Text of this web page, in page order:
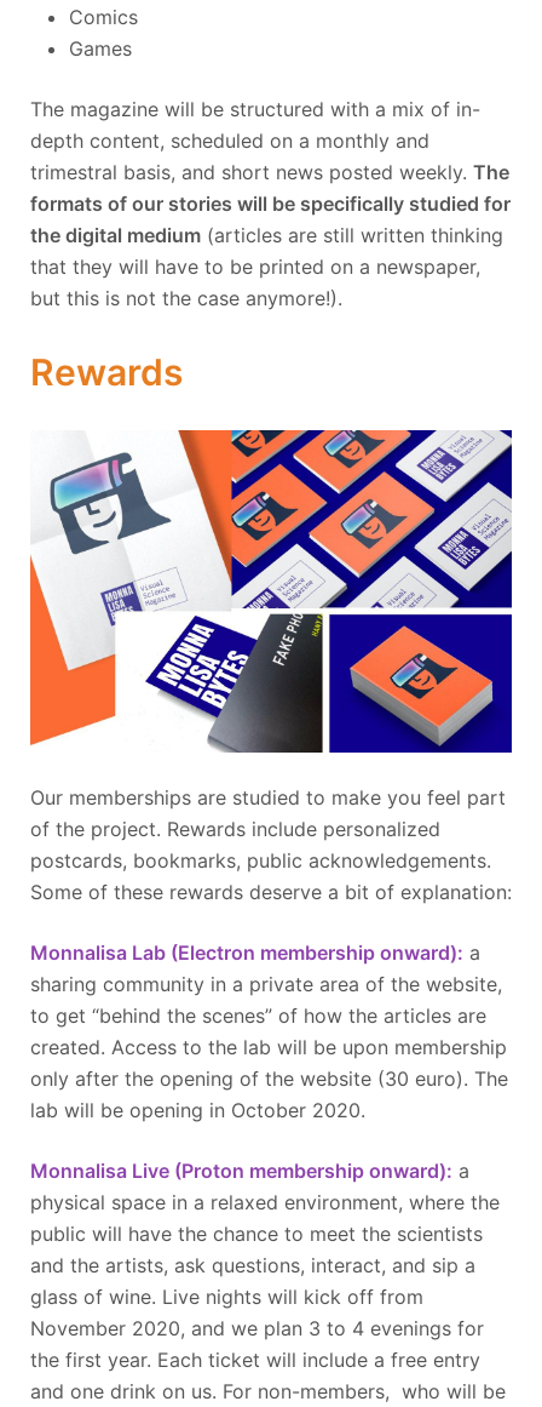
Comics
Games
The magazine will be structured with a mix of in-
depth content, scheduled on a monthly and
trimestral basis, and short news posted weekly. The
formats of our stories will be specifically studied for
the digital medium (articles are still written thinking
that they will have to be printed on a newspaper,
but this is not the case anymore!).
Rewards
Our memberships are studied to make you feel part
of the project. Rewards include personalized
postcards, bookmarks, public acknowledgements.
Some of these rewards deserve a bit of explanation:
Monnalisa Lab (Electron membership onward): a
sharing community in a private area of the website,
to get “behind the scenes” of how the articles are
created. Access to the lab will be upon membership
only after the opening of the website (30 euro). The
lab will be opening in October 2020.
Monnalisa Live (Proton membership onward): a
physical space in a relaxed environment, where the
public will have the chance to meet the scientists
and the artists, ask questions, interact, and sip a
glass of wine. Live nights will kick off from
November 2020, and we plan 3 to 4 evenings for
the first year. Each ticket will include a free entry
and one drink on us. For non-members, who will be